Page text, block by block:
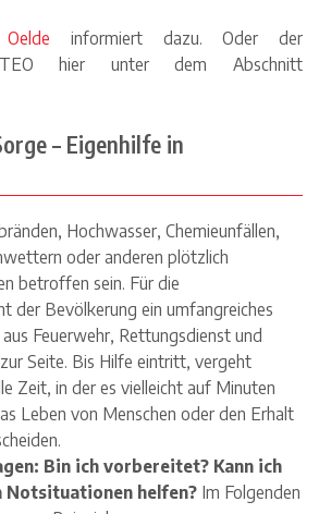
informiert dazu. Oder der
TEO hier unter dem Abschnitt
– Eigenhilfe in
Hochwasser, Chemieunfällen,
oder anderen plötzlich
betroffen sein. Für die
der Bevölkerung ein umfangreiches
Feuerwehr, Rettungsdienst und
Seite. Bis Hilfe eintritt, vergeht
Zeit, in der es vielleicht auf Minuten
Leben von Menschen oder den Erhalt
Bin ich vorbereitet? Kann ich
Notsituationen helfen? Im Folgenden